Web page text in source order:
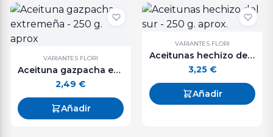
VARIANTES FLORI
Aceituna gazpacha extremeña - 250 g. aprox
2,49 €
Añadir
VARIANTES FLORI
Aceitunas hechizo del sur - 250 g. aprox.
3,25 €
Añadir